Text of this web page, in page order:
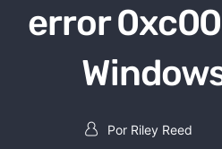
error
Post autor
Por Riley Reed